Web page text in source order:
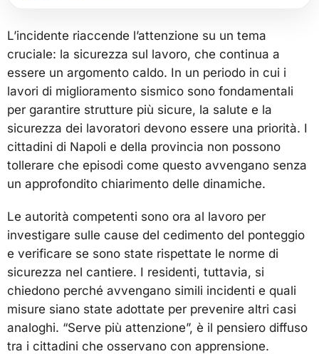
L’incidente riaccende l’attenzione su un tema
cruciale: la sicurezza sul lavoro, che continua a
essere un argomento caldo. In un periodo in cui i
lavori di miglioramento sismico sono fondamentali
per garantire strutture più sicure, la salute e la
sicurezza dei lavoratori devono essere una priorità. I
cittadini di Napoli e della provincia non possono
tollerare che episodi come questo avvengano senza
un approfondito chiarimento delle dinamiche.
Le autorità competenti sono ora al lavoro per
investigare sulle cause del cedimento del ponteggio
e verificare se sono state rispettate le norme di
sicurezza nel cantiere. I residenti, tuttavia, si
chiedono perché avvengano simili incidenti e quali
misure siano state adottate per prevenire altri casi
analoghi. “Serve più attenzione”, è il pensiero diffuso
tra i cittadini che osservano con apprensione.